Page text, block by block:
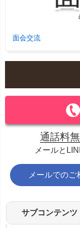
面会交流
通話料
メールと
メールでのご
サブコンテンツ